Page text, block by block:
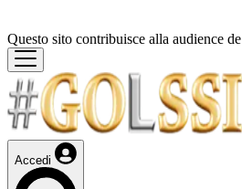
Questo sito contribuisce alla audience de
Accedi